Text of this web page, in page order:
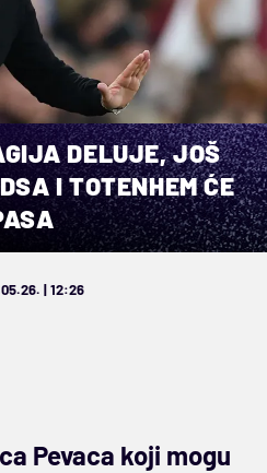
DELUJE, JOŠ
I TOTENHEM ĆE
| 12:26
Pevaca koji mogu